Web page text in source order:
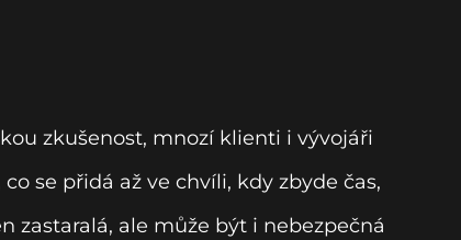
zkušenost, mnozí klienti i vývojáři
se přidá až ve chvíli, kdy zbyde čas,
zastaralá, ale může být i nebezpečná